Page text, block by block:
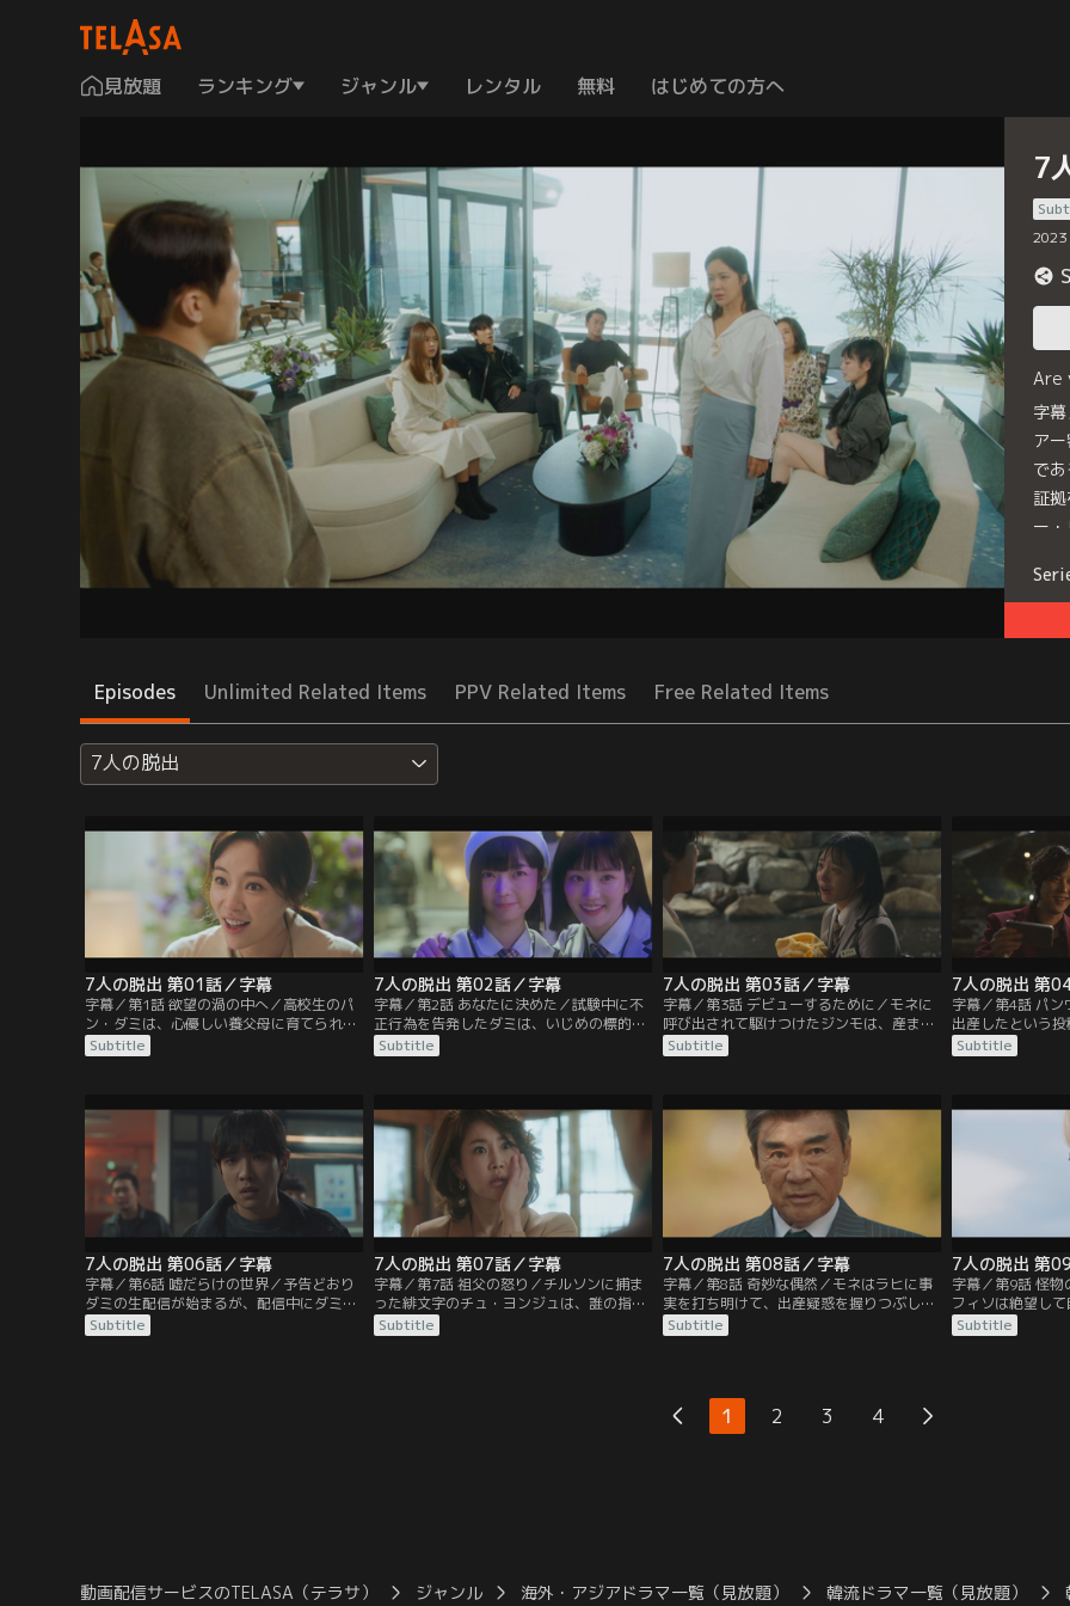
見放題 ランキング ジャンル レンタル 無料 はじめての方へ
7
2023
Are
字
ア
で
証
ー
Episodes Unlimited Related Items PPV Related Items Free Related Items
7人の脱出
7人の脱出 第01話／字幕
字幕／第1話 欲望の渦の中へ／高校生のパ
ン・ダミは、心優しい養父母に育てられな
がら生きてきた。ある日、ダミの前に実母
クム・ラヒが現れ、ダミはラヒと暮らすこ
た。
Subtitle
7人の脱出 第02話／字幕
字幕／第2話 あなたに決めた／試験中に不
正行為を告発したダミは、いじめの標的に
されてしまう。そんなダミを助けたのは人
気者のハン・モネ。しかしモネには裏の顔
Subtitle
7人の脱出 第03話／字幕
字幕／第3話 デビューするために／モネに
呼び出されて駆けつけたジンモは、産まれ
たばかりの赤ん坊を預かることに。一方、
約束の時間に遅れたダミはラヒの命令で、
Subtitle
7人の脱出 第
字幕／第4話 パ
出産したという
に陥る。そこで
ることを思いつ
Subtitle
7人の脱出 第06話／字幕
字幕／第6話 嘘だらけの世界／予告どおり
ダミの生配信が始まるが、配信中にダミは
銃撃される。配信現場には、銃を手に倒れ
ているフィソがおり、傍らにはダミのニッ
Subtitle
7人の脱出 第07話／字幕
字幕／第7話 祖父の怒り／チルソンに捕ま
った緋文字のチュ・ヨンジュは、誰の指示
で動いていたかを白状する。チルソンはジ
ンモを捕まえろと命じ、ラヒからは出資金
Subtitle
7人の脱出 第08話／字幕
字幕／第8話 奇妙な偶然／モネはラヒに事
実を打ち明けて、出産疑惑を握りつぶして
ほしいと頼む。しかし、その時、チルソン
がダミの件で会見を開くという連絡を受け
Subtitle
7人の脱出 第
字幕／第9話 怪
フィソは絶望し
ある日、他の受
タクがフィソを
Subtitle
1 2 3 4
動画配信サービスのTELASA（テラサ） ジャンル 海外・アジアドラマ一覧（見放題） 韓流ドラマ一覧（見放題）